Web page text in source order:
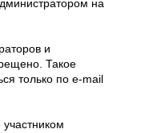
на
и
Такое
только по e-mail